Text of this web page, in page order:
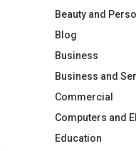
Beauty and
Blog
Business
Business and
Commercial
Computers and
Education